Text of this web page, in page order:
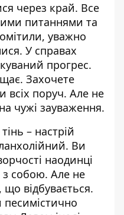
через край. Все
питаннями та
уважно
У справах
прогрес.
Захочете
всіх поруч. Але не
чужі зауваження.
– настрій
Ви
наодинці
собою. Але не
відбувається.
песимістично